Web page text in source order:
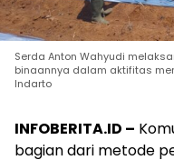
Serda Anton Wahyudi
binaannya dalam aktifitas
Indarto
INFOBERITA.ID –
bagian dari metode